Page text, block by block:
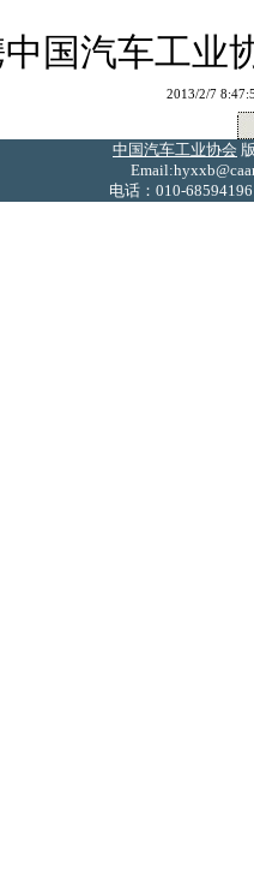
国汽车工业
2013/2/7
中国汽车工业协会
电话：010-